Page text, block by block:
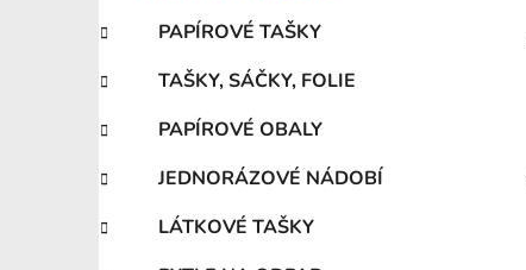
PAPÍROVÉ TAŠKY
TAŠKY, SÁČKY, FOLIE
PAPÍROVÉ OBALY
JEDNORÁZOVÉ NÁDOBÍ
LÁTKOVÉ TAŠKY